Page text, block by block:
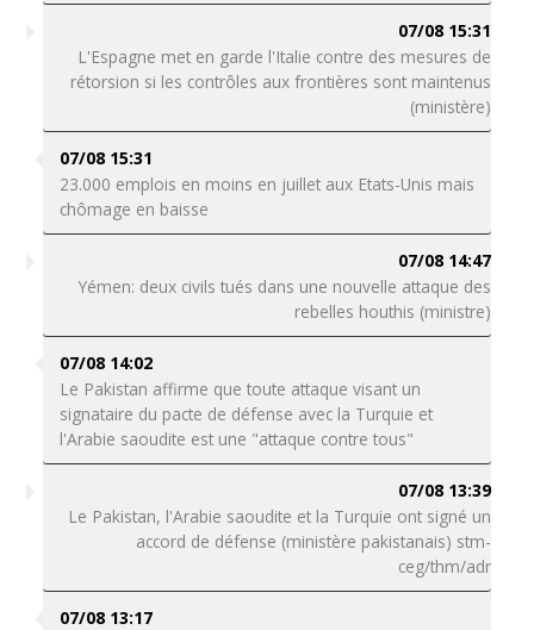
07/08 15:31
L'Espagne met en garde l'Italie contre des mesures de
rétorsion si les contrôles aux frontières sont maintenus
(ministère)
07/08 15:31
23.000 emplois en moins en juillet aux Etats-Unis mais
chômage en baisse
07/08 14:47
Yémen: deux civils tués dans une nouvelle attaque des
rebelles houthis (ministre)
07/08 14:02
Le Pakistan affirme que toute attaque visant un
signataire du pacte de défense avec la Turquie et
l'Arabie saoudite est une "attaque contre tous"
07/08 13:39
Le Pakistan, l'Arabie saoudite et la Turquie ont signé un
accord de défense (ministère pakistanais) stm-
ceg/thm/adr
07/08 13:17